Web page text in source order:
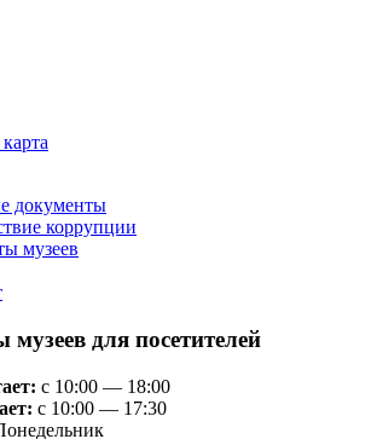
документы
коррупции
музеев
для посетителей
с 10:00 — 18:00
с 10:00 — 17:30